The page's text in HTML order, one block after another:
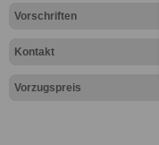
Vorschriften
Kontakt
Vorzugspreis